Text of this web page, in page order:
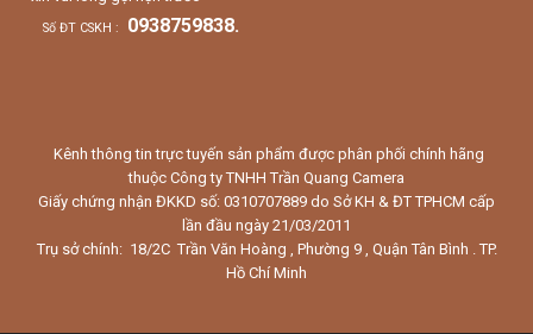
Số ĐT CSKH : 0938759838.
Kênh thông tin trực tuyến sản phẩm được phân phối chính hãng
thuộc Công ty TNHH Trần Quang Camera
Giấy chứng nhận ĐKKD số: 0310707889 do Sở KH & ĐT TPHCM cấp
lần đầu ngày 21/03/2011
Trụ sở chính: 18/2C Trần Văn Hoàng , Phường 9 , Quận Tân Bình . TP.
Hồ Chí Minh